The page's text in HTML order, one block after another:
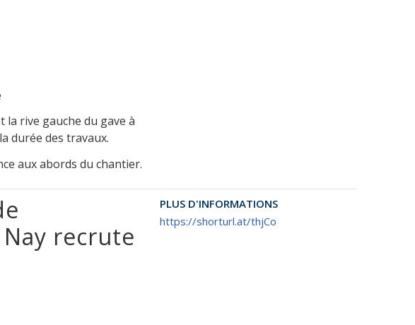
rive gauche du gave à
durée des travaux.
aux abords du chantier.
recrute
PLUS D'INFORMATIONS
https://shorturl.at/thjCo